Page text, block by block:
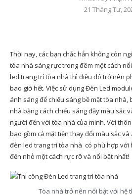
21 Tháng Tư,
Thời nay, các bạn chắc hẳn không còn
tòa nhà sáng rực trong đêm một cách
led trang trí tòa nhà thì điều đó trở nên
bao giờ hết. Việc sử dụng Đèn Led
ánh sáng để chiếu sáng bề mặt tòa nhà,
nhà bằng cách chiếu sáng đầy màu sắc
người đến với tòa nhà của mình. Với
bao gồm cả mặt tiền thay đổi màu sắc
đèn led trang trí tòa nhà có phù hợp với
đến nhỏ một cách rực rỡ và nổi bật nhất!
Tòa nhà trở nên nổi bật với hệ